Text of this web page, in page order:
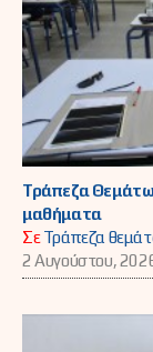
Τράπεζα
μαθήματα
ΣεΤράπεζα
2 Αυγούστου,